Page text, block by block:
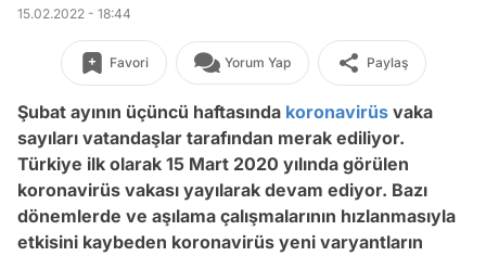
15.02.2022 - 18:44
Favori Yorum Yap Paylaş
Şubat ayının üçüncü haftasında koronavirüs vaka
sayıları vatandaşlar tarafından merak ediliyor.
Türkiye ilk olarak 15 Mart 2020 yılında görülen
koronavirüs vakası yayılarak devam ediyor. Bazı
dönemlerde ve aşılama çalışmalarının hızlanmasıyla
etkisini kaybeden koronavirüs yeni varyantların